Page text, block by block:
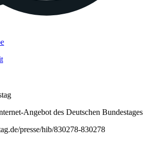
Angebot des Deutschen Bundestages
presse/hib/830278-830278